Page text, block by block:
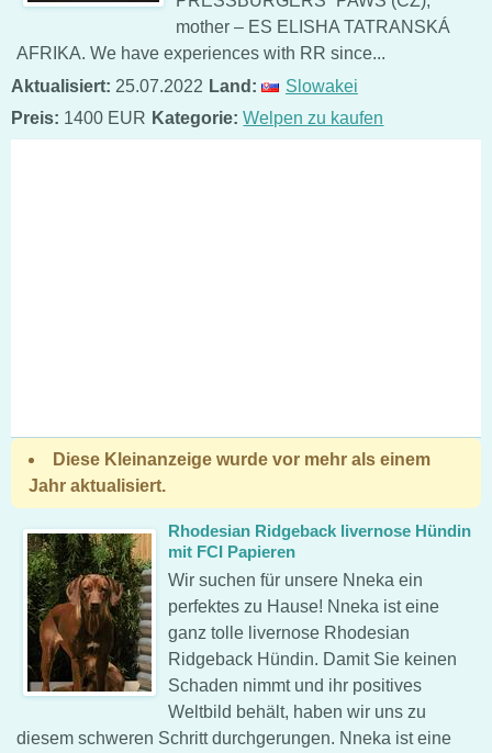
mother – ES ELISHA TATRANSKÁ
AFRIKA. We have experiences with RR since...
Aktualisiert: 25.07.2022 Land:
Slowakei
Preis: 1400 EUR Kategorie: Welpen zu kaufen
Diese Kleinanzeige wurde vor mehr als einem
Jahr aktualisiert.
Rhodesian Ridgeback livernose Hündin
mit FCI Papieren
Wir suchen für unsere Nneka ein
perfektes zu Hause! Nneka ist eine
ganz tolle livernose Rhodesian
Ridgeback Hündin. Damit Sie keinen
Schaden nimmt und ihr positives
Weltbild behält, haben wir uns zu
diesem schweren Schritt durchgerungen. Nneka ist eine